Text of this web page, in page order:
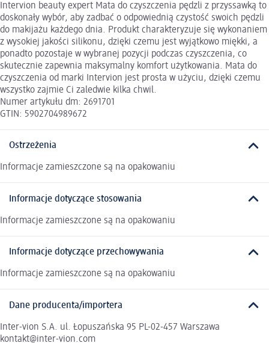
Intervion beauty expert Mata do czyszczenia pędzli z przyssawką to
doskonały wybór, aby zadbać o odpowiednią czystość swoich pędzli
do makijażu każdego dnia. Produkt charakteryzuje się wykonaniem
z wysokiej jakości silikonu, dzięki czemu jest wyjątkowo miękki, a
ponadto pozostaje w wybranej pozycji podczas czyszczenia, co
skutecznie zapewnia maksymalny komfort użytkowania. Mata do
czyszczenia od marki Intervion jest prosta w użyciu, dzięki czemu
wszystko zajmie Ci zaledwie kilka chwil.
Numer artykułu dm: 2691701
GTIN: 5902704989672
Ostrzeżenia
Informacje zamieszczone są na opakowaniu
Informacje dotyczące stosowania
Informacje zamieszczone są na opakowaniu
Informacje dotyczące przechowywania
Informacje zamieszczone są na opakowaniu
Dane producenta/importera
Inter-vion S.A. ul. Łopuszańska 95 PL-02-457 Warszawa
kontakt@inter-vion.com